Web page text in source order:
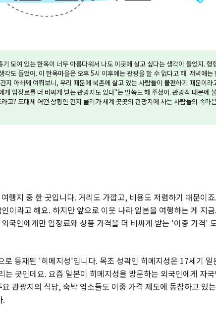
모여 있는 한옥이 너무 아름다워서 나도 이곳에 살고 싶다는 생각이 들었지. 형
도 들었어. 이 한옥마을은 오후 5시 이후에는 관광을 할 수 없다고 해. 저녁에는
지 아빠께 여쭤보니, 우리 때문에 북촌에 살고 있는 사람들이 불편하기 때문이라
입장료를 더 비싸게 받는 관광지도 있다"는 말씀도 해 주셨어. 관광객 때문에
고? 도대체 어떤 상황인 건지 쿨리가 세계 곳곳의 관광지에 사는 사람들의 속마
행지 중 한 곳입니다. 거리도 가깝고, 비용도 저렴하기 때문이
이라고 해요. 하지만 앞으로 이웃 나라 일본을 여행하는 게 지
국인에게만 입장료와 상품 가격을 더 비싸게 받는 '이중 가격'
로 등재된 '히메지성'입니다. 목조 성곽인 히메지성은 17세기 일
곳인데요. 요즘 일본이 히메지성을 방문하는 외국인에게 자
관광지의 식당, 숙박 업소들도 이중 가격 제도에 동참하고 있
.